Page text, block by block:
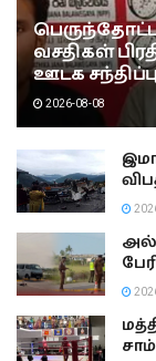
பெருந்தோட்ட
வசதிகள்
ஊடக
2026-08-08